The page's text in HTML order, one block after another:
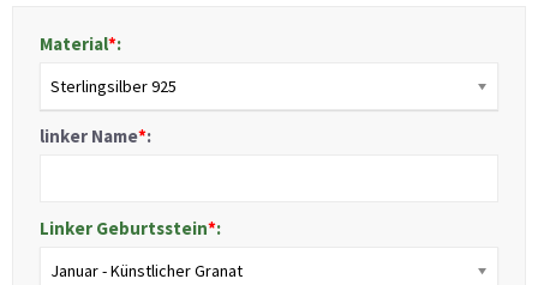
Material*:
Sterlingsilber 925
linker Name*:
Linker Geburtsstein*:
Januar - Künstlicher Granat